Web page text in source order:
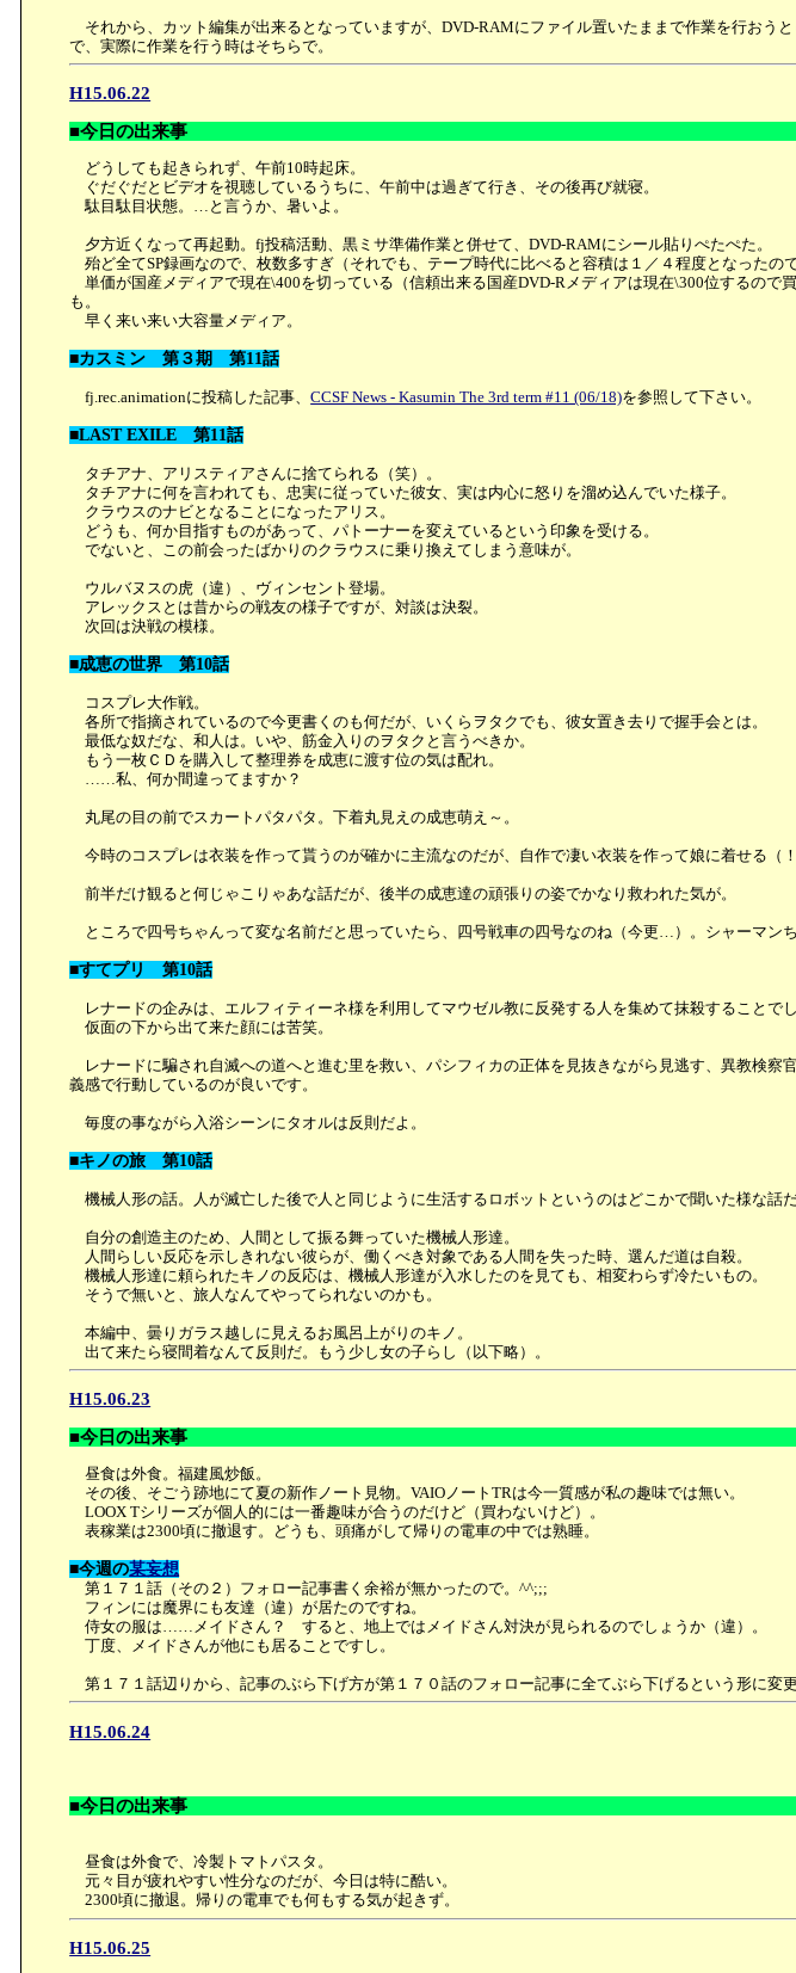
それから、カット編集が出来るとなっていますが、DVD-RAMにファイル置いたままで作業を行おう
で、実際に作業を行う時はそちらで。
H15.06.22
■今日の出来事
どうしても起きられず、午前10時起床。
ぐだぐだとビデオを視聴しているうちに、午前中は過ぎて行き、その後再び就寝。
駄目駄目状態。…と言うか、暑いよ。
夕方近くなって再起動。fj投稿活動、黒ミサ準備作業と併せて、DVD-RAMにシール貼りぺたぺた。
殆ど全てSP録画なので、枚数多すぎ（それでも、テープ時代に比べると容積は１／４程度となったの
単価が国産メディアで現在\400を切っている（信頼出来る国産DVD-Rメディアは現在\300位するの
も。
早く来い来い大容量メディア。
■カスミン 第３期 第11話
fj.rec.animationに投稿した記事、CCSF News - Kasumin The 3rd term #11 (06/18)を参照して下さい。
■LAST EXILE 第11話
タチアナ、アリスティアさんに捨てられる（笑）。
タチアナに何を言われても、忠実に従っていた彼女、実は内心に怒りを溜め込んでいた様子。
クラウスのナビとなることになったアリス。
どうも、何か目指すものがあって、パトーナーを変えているという印象を受ける。
でないと、この前会ったばかりのクラウスに乗り換えてしまう意味が。
ウルバヌスの虎（違）、ヴィンセント登場。
アレックスとは昔からの戦友の様子ですが、対談は決裂。
次回は決戦の模様。
■成恵の世界 第10話
コスプレ大作戦。
各所で指摘されているので今更書くのも何だが、いくらヲタクでも、彼女置き去りで握手会とは。
最低な奴だな、和人は。いや、筋金入りのヲタクと言うべきか。
もう一枚ＣＤを購入して整理券を成恵に渡す位の気は配れ。
……私、何か間違ってますか？
丸尾の目の前でスカートパタパタ。下着丸見えの成恵萌え～。
今時のコスプレは衣装を作って貰うのが確かに主流なのだが、自作で凄い衣装を作って娘に着せる（
前半だけ観ると何じゃこりゃあな話だが、後半の成恵達の頑張りの姿でかなり救われた気が。
ところで四号ちゃんって変な名前だと思っていたら、四号戦車の四号なのね（今更…）。シャーマン
■すてプリ 第10話
レナードの企みは、エルフィティーネ様を利用してマウゼル教に反発する人を集めて抹殺することでし
仮面の下から出て来た顔には苦笑。
レナードに騙され自滅への道へと進む里を救い、パシフィカの正体を見抜きながら見逃す、異教検
義感で行動しているのが良いです。
毎度の事ながら入浴シーンにタオルは反則だよ。
■キノの旅 第10話
機械人形の話。人が滅亡した後で人と同じように生活するロボットというのはどこかで聞いた様な話
自分の創造主のため、人間として振る舞っていた機械人形達。
人間らしい反応を示しきれない彼らが、働くべき対象である人間を失った時、選んだ道は自殺。
機械人形達に頼られたキノの反応は、機械人形達が入水したのを見ても、相変わらず冷たいもの。
そうで無いと、旅人なんてやってられないのかも。
本編中、曇りガラス越しに見えるお風呂上がりのキノ。
出て来たら寝間着なんて反則だ。もう少し女の子らし（以下略）。
H15.06.23
■今日の出来事
昼食は外食。福建風炒飯。
その後、そごう跡地にて夏の新作ノート見物。VAIOノートTRは今一質感が私の趣味では無い。
LOOX Tシリーズが個人的には一番趣味が合うのだけど（買わないけど）。
表稼業は2300頃に撤退す。どうも、頭痛がして帰りの電車の中では熟睡。
■今週の某妄想
第１７１話（その２）フォロー記事書く余裕が無かったので。^^;;;
フィンには魔界にも友達（違）が居たのですね。
侍女の服は……メイドさん？ すると、地上ではメイドさん対決が見られるのでしょうか（違）。
丁度、メイドさんが他にも居ることですし。
第１７１話辺りから、記事のぶら下げ方が第１７０話のフォロー記事に全てぶら下げるという形に
H15.06.24
■今日の出来事
昼食は外食で、冷製トマトパスタ。
元々目が疲れやすい性分なのだが、今日は特に酷い。
2300頃に撤退。帰りの電車でも何もする気が起きず。
H15.06.25